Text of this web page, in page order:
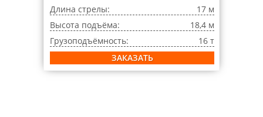
Длина стрелы:
17 м
Высота подъёма:
18,4 м
Грузоподъёмность:
16 т
ЗАКАЗАТЬ